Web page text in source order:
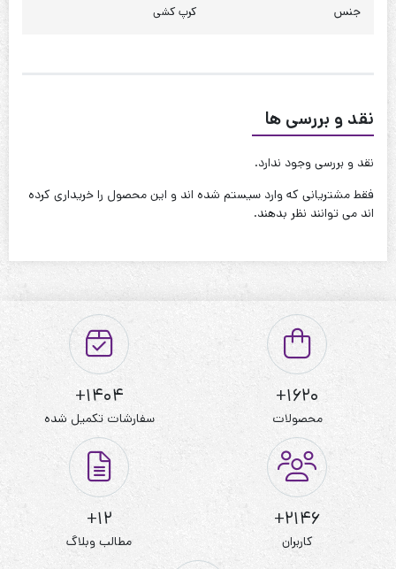
دور کمر : 135 تا 145
کیفیت دوخت:عالی
نحوه شستشو:با آب 40 درجه و بدون استفاده از مایعات سفیدکننده
جنس کرپ کشی
نقد و بررسی ها
نقد و بررسی وجود ندارد.
فقط مشتریانی که وارد سیستم شده اند و این محصول را خریداری کرده
اند می توانند نظر بدهند.
1620+
محصولات
1404+
سفارشات تکمیل شده
2146+
کاربران
12+
مطالب وبلاگ